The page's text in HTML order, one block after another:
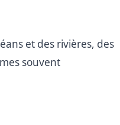
et des rivières, des
souvent